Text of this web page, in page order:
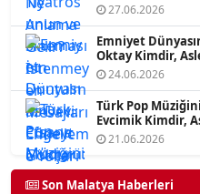
27.06.2026
Emniyet
Oktay Kimdir,
24.06.2026
Türk Pop
Evcimik Kimdir,
21.06.2026
Son Malatya Haberleri